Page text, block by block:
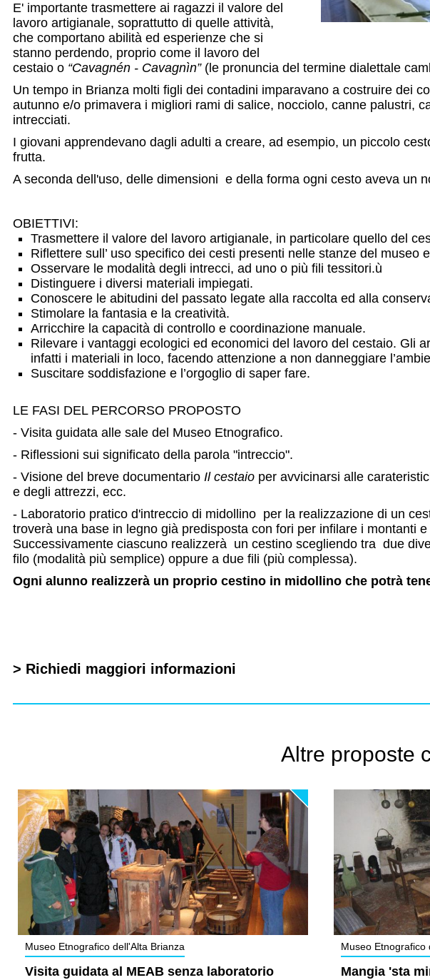
E' importante trasmettere ai ragazzi il valore del
lavoro artigianale, soprattutto di quelle attività,
che comportano abilità ed esperienze che si
stanno perdendo, proprio come il lavoro del
cestaio o “Cavagnén - Cavagnìn” (le pronuncia del termine dialettale
Un tempo in Brianza molti figli dei contadini imparavano a costruire dei
autunno e/o primavera i migliori rami di salice, nocciolo, canne palustri,
intrecciati.
I giovani apprendevano dagli adulti a creare, ad esempio, un piccolo
frutta.
A seconda dell'uso, delle dimensioni e della forma ogni cesto aveva un
OBIETTIVI:
Trasmettere il valore del lavoro artigianale, in particolare quello del
Riflettere sull’ uso specifico dei cesti presenti nelle stanze del museo
Osservare le modalità degli intrecci, ad uno o più fili tessitori.ù
Distinguere i diversi materiali impiegati.
Conoscere le abitudini del passato legate alla raccolta ed alla
Stimolare la fantasia e la creatività.
Arricchire la capacità di controllo e
Rilevare i vantaggi ecologici ed economici del lavoro del cestaio. Gli
infatti i materiali in loco, facendo attenzione a non danneggiare
Suscitare soddisfazione e l’orgoglio di saper fare.
LE FASI DEL PERCORSO PROPOSTO
- Visita guidata alle sale del Museo Etnografico.
- Riflessioni sui significato della parola "intreccio".
- Visione del breve documentario Il cestaio per avvicinarsi alle
e degli attrezzi, ecc.
- Laboratorio pratico d'intreccio di midollino per la realizzazione di un
troverà una base in legno già predisposta con fori per infilare i montanti e
Successivamente ciascuno realizzerà un cestino scegliendo tra due
filo (modalità più semplice) oppure a due fili (più complessa).
Ogni alunno realizzerà un proprio cestino in midollino che potrà
> Richiedi maggiori informazioni
Altre proposte
Museo Etnografico dell'Alta Brianza
Visita guidata al MEAB senza laboratorio
Museo Etnografico
Mangia 'sta